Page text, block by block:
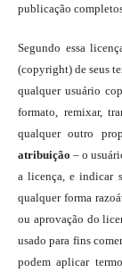
publicação
Segundo essa
(copyright) de seus
qualquer usuário
formato, remixar,
qualquer outro
atribuição – o
a licença, e indicar
qualquer forma
ou aprovação do
usado para fins
podem aplicar